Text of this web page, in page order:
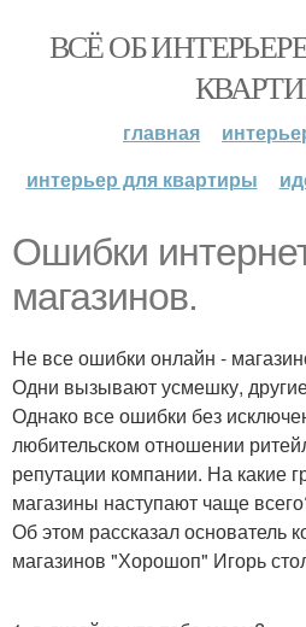
ВСЁ ОБ
главная
интерьер для квартиры
Ошибки
магазинов.
Не все ошибки онлайн -
Одни вызывают усмешку,
Однако все ошибки без
любительском отношении
репутации компании. На какие
магазины наступают чаще
Об этом рассказал основатель
магазинов "Хорошоп" Игорь